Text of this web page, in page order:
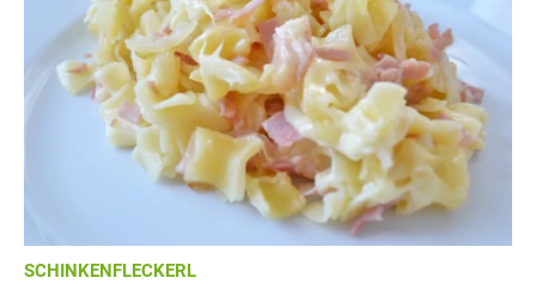
SCHINKENFLECKERL